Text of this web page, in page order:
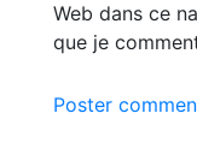
Web dans ce
que je
Poster